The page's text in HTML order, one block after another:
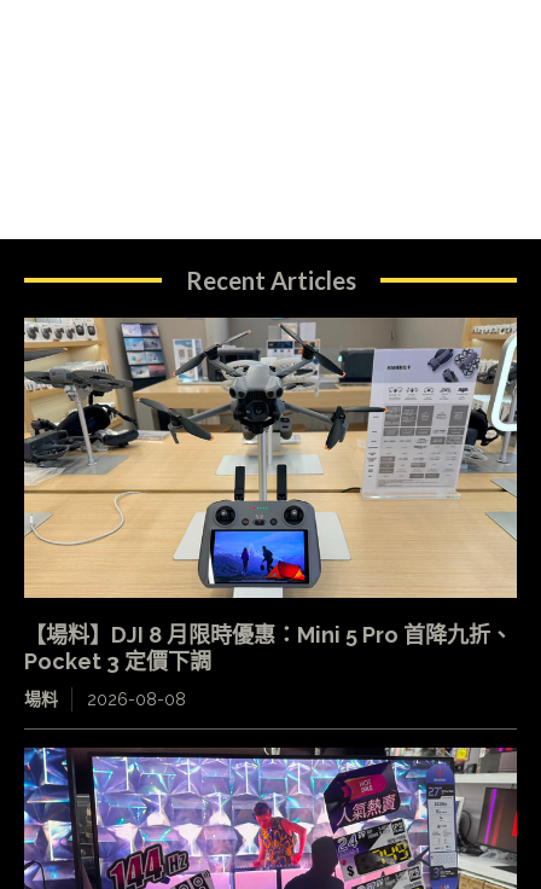
Recent Articles
【場料】DJI 8 月限時優惠：Mini 5 Pro 首降九折、
Pocket 3 定價下調
場料 2026-08-08